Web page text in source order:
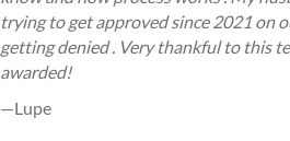
trying to get approved since 2021 on
getting denied . Very thankful to this
awarded!
—Lupe